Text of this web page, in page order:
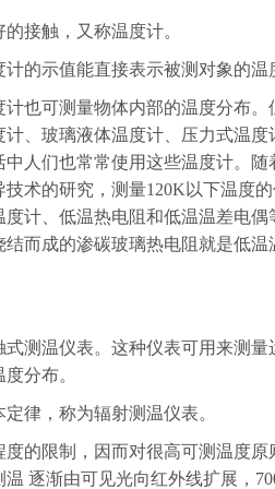
接触，又称温度计。
示值能直接表示被测对象的温
可测量物体内部的温度分布。
、玻璃液体温度计、压力式温
人们也常常使用这些温度计。
术的研究，测量120K以下温度
计、低温热电阻和低温温差电
而成的渗碳玻璃热电阻就是低
温仪表。这种仪表可用来测量
分布。
律，称为辐射测温仪表。
限制，因而对很高可测温度原
逐渐由可见光向红外线扩展，